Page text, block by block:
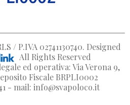
/ P.IVA 02741130740. Designed
All Rights Reserved
ed operativa: Via Verona 9,
Fiscale BRPLI0002
- mail: info@svapoloco.it